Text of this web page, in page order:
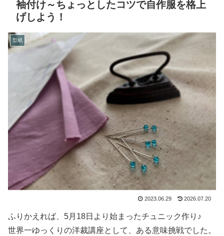
袖付け～ちょっとしたコツで自作服を格上
げしよう！
型紙
2023.06.29 2026.07.20
ふりかえれば、5月18日より始まったチュニック作り♪
世界一ゆっくりの洋裁講座として、ある意味挑戦でした。